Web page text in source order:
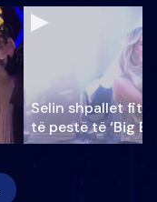
Selin shpallet
të pestë të ‘Big